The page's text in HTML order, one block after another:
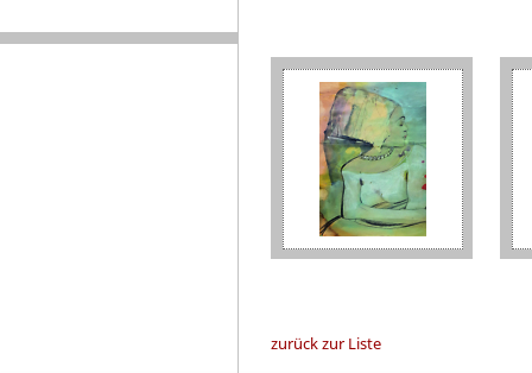
zurück zur Liste